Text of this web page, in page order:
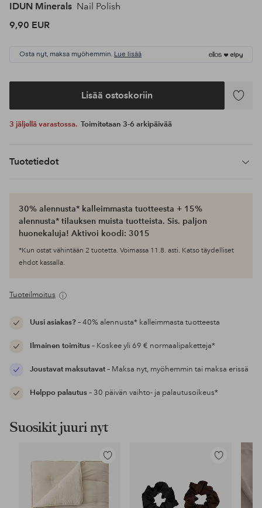
IDUN Minerals Nail Polish
9,90 EUR
Osta nyt, maksa myöhemmin. Lue lisää
Lisää ostoskoriin
Lisää
3 jäljellä varastossa. Toimitetaan 3-6 arkipäivää
Tuotetiedot
30% alennusta* kalleimmasta tuotteesta + 15%
alennusta* tilauksen muista tuotteista. Sis. paljon
huonekaluja! Aktivoi koodi: 3015
*Kun ostat vähintään 2 tuotetta. Voimassa 11.8. asti. Katso täydelliset
ehdot kassalla.
Tuoteilmoitus
Uusi asiakas?– 40% alennusta* kalleimmasta tuotteesta
Ilmainen toimitus– Koskee yli 69 € normaalipaketteja*
Joustavat maksutavat– Maksa nyt, myöhemmin tai maksa erissä
Helppo palautus– 30 päivän vaihto- ja palautusoikeus*
Suosikit juuri nyt
Lisää
Lisää